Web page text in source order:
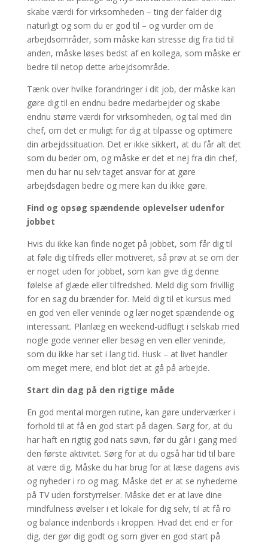
skabe værdi for virksomheden – ting der falder dig
naturligt og som du er god til – og vurder om de
arbejdsområder, som måske kan stresse dig fra tid til
anden, måske løses bedst af en kollega, som måske er
bedre til netop dette arbejdsområde.
Tænk over hvilke forandringer i dit job, der måske kan
gøre dig til en endnu bedre medarbejder og skabe
endnu større værdi for virksomheden, og tal med din
chef, om det er muligt for dig at tilpasse og optimere
din arbejdssituation. Det er ikke sikkert, at du får alt det
som du beder om, og måske er det et nej fra din chef,
men du har nu selv taget ansvar for at gøre
arbejdsdagen bedre og mere kan du ikke gøre.
Find og opsøg spændende oplevelser udenfor
jobbet
Hvis du ikke kan finde noget på jobbet, som får dig til
at føle dig tilfreds eller motiveret, så prøv at se om der
er noget uden for jobbet, som kan give dig denne
følelse af glæde eller tilfredshed. Meld dig som frivillig
for en sag du brænder for. Meld dig til et kursus med
en god ven eller veninde og lær noget spændende og
interessant. Planlæg en weekend-udflugt i selskab med
nogle gode venner eller besøg en ven eller veninde,
som du ikke har set i lang tid. Husk – at livet handler
om meget mere, end blot det at gå på arbejde.
Start din dag på den rigtige måde
En god mental morgen rutine, kan gøre underværker i
forhold til at få en god start på dagen. Sørg for, at du
har haft en rigtig god nats søvn, før du går i gang med
den første aktivitet. Sørg for at du også har tid til bare
at være dig. Måske du har brug for at læse dagens avis
og nyheder i ro og mag. Måske det er at se nyhederne
på TV uden forstyrrelser. Måske det er at lave dine
mindfulness øvelser i et lokale for dig selv, til at få ro
og balance indenbords i kroppen. Hvad det end er for
dig, der gør dig godt og som giver en god start på